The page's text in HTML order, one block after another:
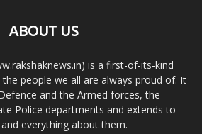
ABOUT US
is a first-of-its-kind
people we all are always proud of. It
and the Armed forces, the
Police departments and extends to
everything about them.